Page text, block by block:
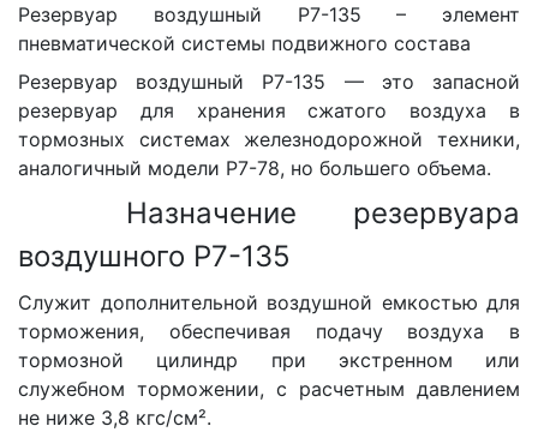
Резервуар воздушный Р7-135 – элемент
пневматической системы подвижного состава
Резервуар воздушный Р7-135 — это запасной
резервуар для хранения сжатого воздуха в
тормозных системах железнодорожной техники,
аналогичный модели Р7-78, но большего объема.
Назначение резервуара
воздушного Р7-135
Служит дополнительной воздушной емкостью для
торможения, обеспечивая подачу воздуха в
тормозной цилиндр при экстренном или
служебном торможении, с расчетным давлением
не ниже 3,8 кгс/см².